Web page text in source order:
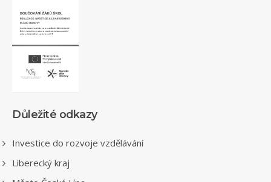
Důležité odkazy
Investice do rozvoje vzdělávání
Liberecký kraj